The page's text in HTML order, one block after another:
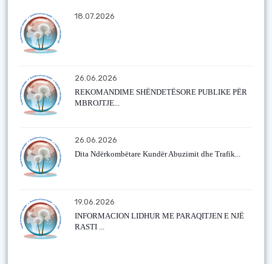
18.07.2026
26.06.2026
REKOMANDIME SHËNDETËSORE PUBLIKE PËR
MBROJTJE...
26.06.2026
Dita Ndërkombëtare Kundër Abuzimit dhe Trafik...
19.06.2026
INFORMACION LIDHUR ME PARAQITJEN E NJË
RASTI ...